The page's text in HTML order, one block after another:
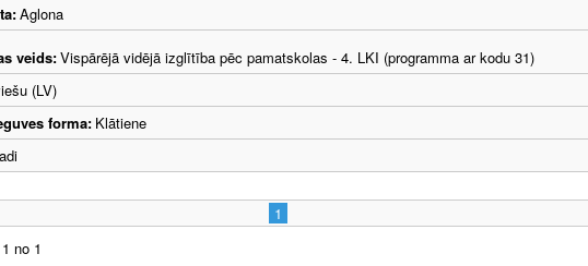
Aglona
veids:Vispārējā vidējā izglītība pēc pamatskolas - 4. LKI (programma ar kodu 31)
(LV)
forma: Klātiene
1
no 1